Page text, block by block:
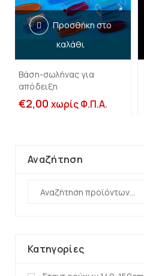
Προσθήκη στο
καλάθι
Βάση-σωλήνας για
απόδειξη
€2,00 χωρίς Φ.Π.Α.
Αναζήτηση
Κατηγορίες